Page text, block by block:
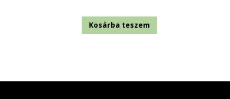
Kosárba teszem